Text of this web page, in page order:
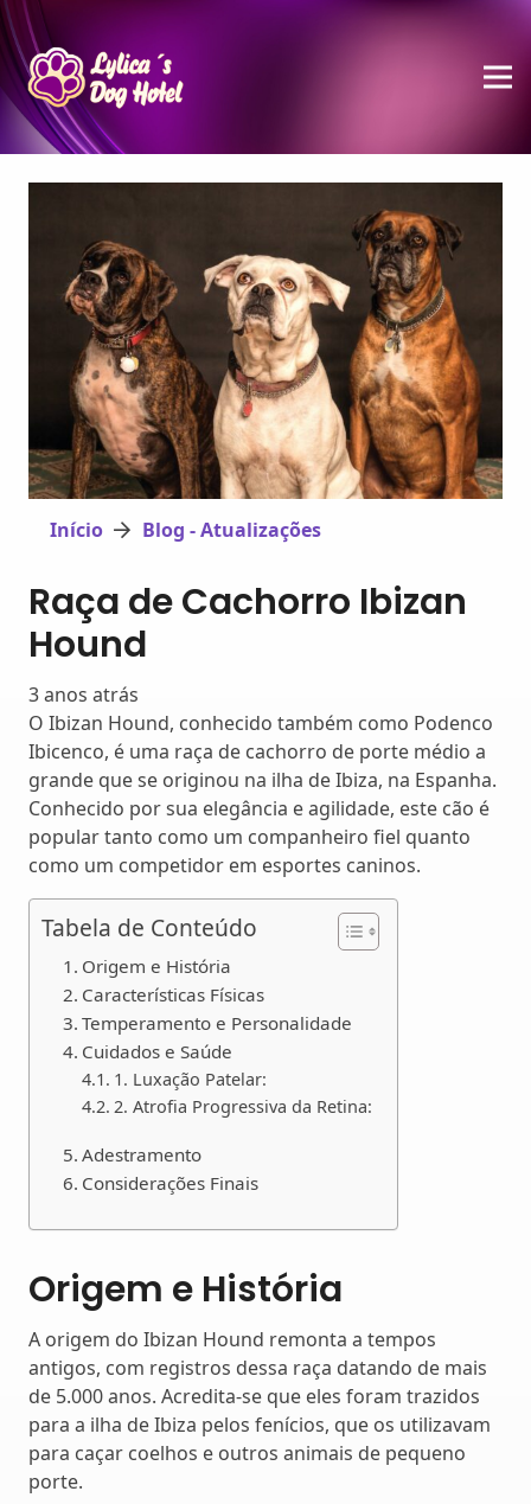
Início Blog - Atualizações
Raça de Cachorro Ibizan
Hound
3 anos atrás
O Ibizan Hound, conhecido também como Podenco
Ibicenco, é uma raça de cachorro de porte médio a
grande que se originou na ilha de Ibiza, na Espanha.
Conhecido por sua elegância e agilidade, este cão é
popular tanto como um companheiro fiel quanto
como um competidor em esportes caninos.
Tabela de Conteúdo
Origem e História
Características Físicas
Temperamento e Personalidade
Cuidados e Saúde
1. Luxação Patelar:
2. Atrofia Progressiva da Retina:
Adestramento
Considerações Finais
Origem e História
A origem do Ibizan Hound remonta a tempos
antigos, com registros dessa raça datando de mais
de 5.000 anos. Acredita-se que eles foram trazidos
para a ilha de Ibiza pelos fenícios, que os utilizavam
para caçar coelhos e outros animais de pequeno
porte.